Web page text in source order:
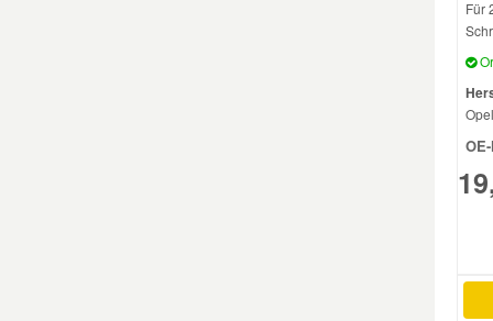
Für
Opel